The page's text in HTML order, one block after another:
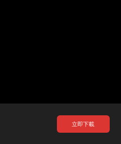
立即下載